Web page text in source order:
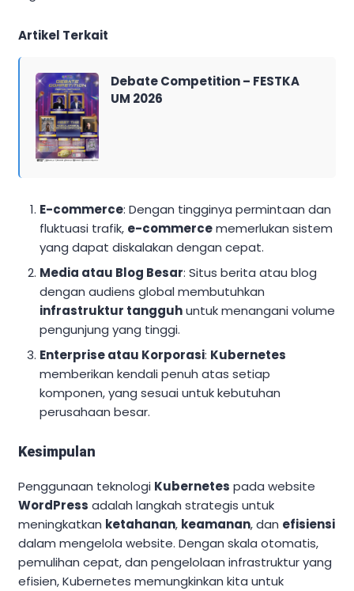
Artikel Terkait
Debate Competition – FESTKA
UM 2026
E-commerce: Dengan tingginya permintaan dan
fluktuasi trafik, e-commercememerlukan sistem
yang dapat diskalakan dengan cepat.
Media atau Blog Besar: Situs berita atau blog
dengan audiens global membutuhkan
infrastruktur tangguhuntuk menangani volume
pengunjung yang tinggi.
Enterprise atau Korporasi: Kubernetes
memberikan kendali penuh atas setiap
komponen, yang sesuai untuk kebutuhan
perusahaan besar.
Kesimpulan
Penggunaan teknologi Kubernetes pada website
WordPress adalah langkah strategis untuk
meningkatkan ketahanan, keamanan, dan efisiensi
dalam mengelola website. Dengan skala otomatis,
pemulihan cepat, dan pengelolaan infrastruktur yang
efisien, Kubernetes memungkinkan kita untuk